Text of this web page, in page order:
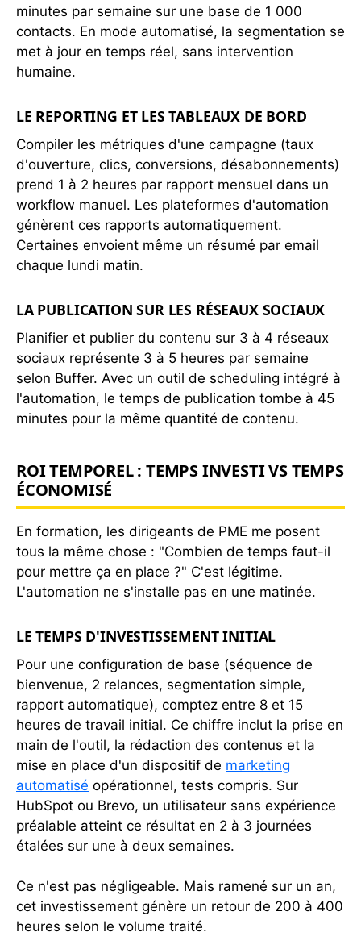
minutes par semaine sur une base de 1 000
contacts. En mode automatisé, la segmentation se
met à jour en temps réel, sans intervention
humaine.
LE REPORTING ET LES TABLEAUX DE BORD
Compiler les métriques d'une campagne (taux
d'ouverture, clics, conversions, désabonnements)
prend 1 à 2 heures par rapport mensuel dans un
workflow manuel. Les plateformes d'automation
génèrent ces rapports automatiquement.
Certaines envoient même un résumé par email
chaque lundi matin.
LA PUBLICATION SUR LES RÉSEAUX SOCIAUX
Planifier et publier du contenu sur 3 à 4 réseaux
sociaux représente 3 à 5 heures par semaine
selon Buffer. Avec un outil de scheduling intégré à
l'automation, le temps de publication tombe à 45
minutes pour la même quantité de contenu.
ROI TEMPOREL : TEMPS INVESTI VS TEMPS
ÉCONOMISÉ
En formation, les dirigeants de PME me posent
tous la même chose : "Combien de temps faut-il
pour mettre ça en place ?" C'est légitime.
L'automation ne s'installe pas en une matinée.
LE TEMPS D'INVESTISSEMENT INITIAL
Pour une configuration de base (séquence de
bienvenue, 2 relances, segmentation simple,
rapport automatique), comptez entre 8 et 15
heures de travail initial. Ce chiffre inclut la prise en
main de l'outil, la rédaction des contenus et la
mise en place d'un dispositif de marketing
automatisé opérationnel, tests compris. Sur
HubSpot ou Brevo, un utilisateur sans expérience
préalable atteint ce résultat en 2 à 3 journées
étalées sur une à deux semaines.
Ce n'est pas négligeable. Mais ramené sur un an,
cet investissement génère un retour de 200 à 400
heures selon le volume traité.